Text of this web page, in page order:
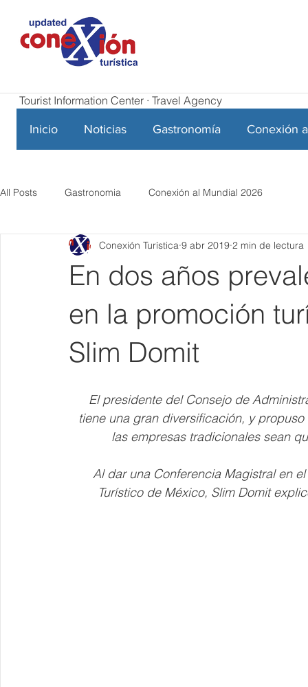
Tourist Information Center · Travel Agency
Inicio Noticias Gastronomía Conexión
All Posts Gastronomia Conexión al Mundial 2026
En dos años
en la promoción
Slim Domit
Conexión Turística 9 abr 2019 2 min de lectura
El presidente del Consejo de
tiene una gran diversificación, y
las empresas tradicionales sean
Al dar una Conferencia Magistral en
Turístico de México, Slim Domit